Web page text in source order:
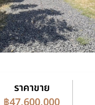
ราคาขาย